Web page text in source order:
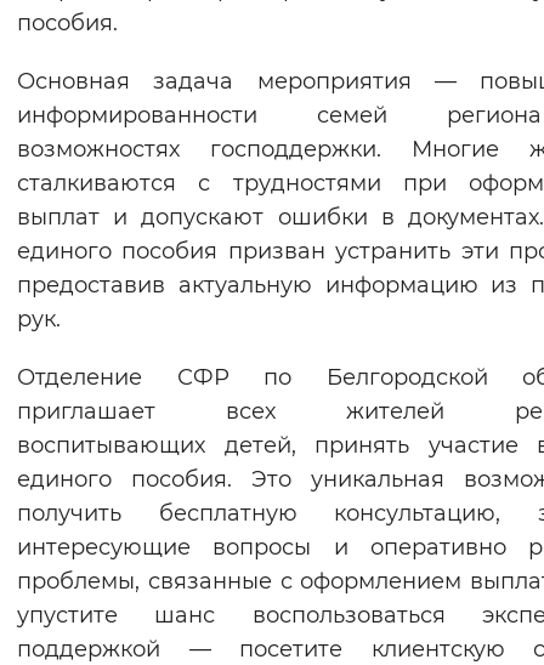
пособия.
Основная задача мероприятия —
информированности семей
возможностях господдержки. Многие
сталкиваются с трудностями при
выплат и допускают ошибки в
единого пособия призван устранить эти
предоставив актуальную информацию из
рук.
Отделение СФР по Белгородской
приглашает всех жителей
воспитывающих детей, принять
единого пособия. Это уникальная
получить бесплатную консультацию,
интересующие вопросы и оперативно
проблемы, связанные с оформлением
упустите шанс воспользоваться
поддержкой — посетите клиентскую